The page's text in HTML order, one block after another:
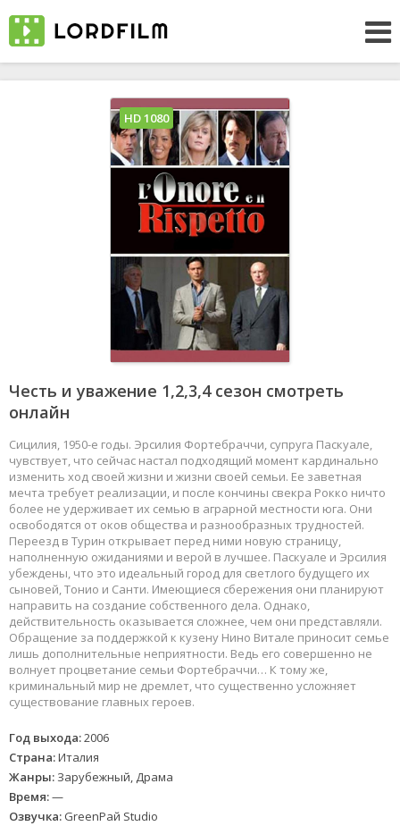
Честь и уважение 1,2,3,4 сезон смотреть
онлайн
Сицилия, 1950-е годы. Эрсилия Фортебраччи, супруга Паскуале,
чувствует, что сейчас настал подходящий момент кардинально
изменить ход своей жизни и жизни своей семьи. Ее заветная
мечта требует реализации, и после кончины свекра Рокко ничто
более не удерживает их семью в аграрной местности юга. Они
освободятся от оков общества и разнообразных трудностей.
Переезд в Турин открывает перед ними новую страницу,
наполненную ожиданиями и верой в лучшее. Паскуале и Эрсилия
убеждены, что это идеальный город для светлого будущего их
сыновей, Тонио и Санти. Имеющиеся сбережения они планируют
направить на создание собственного дела. Однако,
действительность оказывается сложнее, чем они представляли.
Обращение за поддержкой к кузену Нино Витале приносит семье
лишь дополнительные неприятности. Ведь его совершенно не
волнует процветание семьи Фортебраччи… К тому же,
криминальный мир не дремлет, что существенно усложняет
существование главных героев.
Год выхода:2006
Страна:Италия
Жанры: Зарубежный, Драма
Время:—
Озвучка: GreenРай Studio
HD 1080